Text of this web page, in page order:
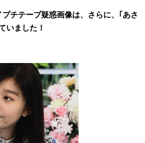
チテープ疑惑画像は、さらに、｢あさ
いました！